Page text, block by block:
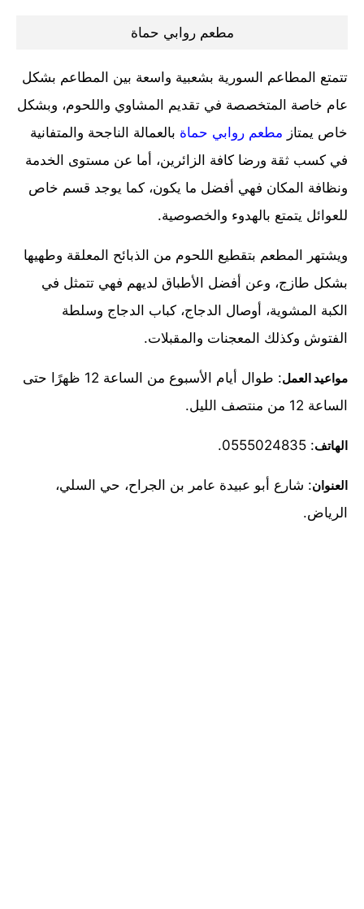
مطعم روابي حماة
تتمتع المطاعم السورية بشعبية واسعة بين المطاعم بشكل
عام خاصة المتخصصة في تقديم المشاوي واللحوم، وبشكل
خاص يمتاز مطعم روابي حماة بالعمالة الناجحة والمتفانية
في كسب ثقة ورضا كافة الزائرين، أما عن مستوى الخدمة
ونظافة المكان فهي أفضل ما يكون، كما يوجد قسم خاص
للعوائل يتمتع بالهدوء والخصوصية.
ويشتهر المطعم بتقطيع اللحوم من الذبائح المعلقة وطهيها
بشكل طازج، وعن أفضل الأطباق لديهم فهي تتمثل في
الكبة المشوية، أوصال الدجاج، كباب الدجاج وسلطة
الفتوش وكذلك المعجنات والمقبلات.
مواعيد العمل
: طوال أيام الأسبوع من الساعة 12 ظهرًا حتى
الساعة 12 من منتصف الليل.
الهاتف: 0555024835.
العنوان: شارع أبو عبيدة عامر بن الجراح، حي السلي،
الرياض.